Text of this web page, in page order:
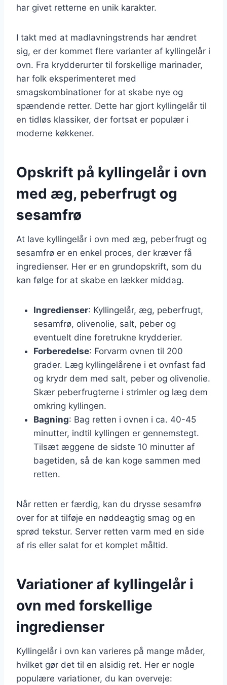
har givet retterne en unik karakter.
I takt med at madlavningstrends har ændret
sig, er der kommet flere varianter af kyllingelår i
ovn. Fra krydderurter til forskellige marinader,
har folk eksperimenteret med
smagskombinationer for at skabe nye og
spændende retter. Dette har gjort kyllingelår til
en tidløs klassiker, der fortsat er populær i
moderne køkkener.
Opskrift på kyllingelår i ovn
med æg, peberfrugt og
sesamfrø
At lave kyllingelår i ovn med æg, peberfrugt og
sesamfrø er en enkel proces, der kræver få
ingredienser. Her er en grundopskrift, som du
kan følge for at skabe en lækker middag.
Ingredienser: Kyllingelår, æg, peberfrugt,
sesamfrø, olivenolie, salt, peber og
eventuelt dine foretrukne krydderier.
Forberedelse: Forvarm ovnen til 200
grader. Læg kyllingelårene i et ovnfast fad
og krydr dem med salt, peber og olivenolie.
Skær peberfrugterne i strimler og læg dem
omkring kyllingen.
Bagning: Bag retten i ovnen i ca. 40-45
minutter, indtil kyllingen er gennemstegt.
Tilsæt æggene de sidste 10 minutter af
bagetiden, så de kan koge sammen med
retten.
Når retten er færdig, kan du drysse sesamfrø
over for at tilføje en nøddeagtig smag og en
sprød tekstur. Server retten varm med en side
af ris eller salat for et komplet måltid.
Variationer af kyllingelår i
ovn med forskellige
ingredienser
Kyllingelår i ovn kan varieres på mange måder,
hvilket gør det til en alsidig ret. Her er nogle
populære variationer, du kan overveje: